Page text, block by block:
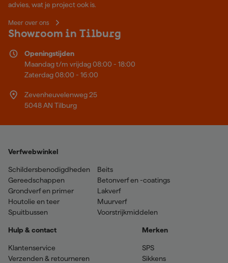
advies, wat je project ook is.
Meer over ons
Showroom in Tilburg
Openingstijden
Maandag t/m vrijdag 08:00 - 18:00
Zaterdag 08:00 - 16:00
Zevenheuvelenweg 25
5048 AN Tilburg
Verfwebwinkel
Schildersbenodigdheden
Gereedschappen
Grondverf en primer
Houtolie en teer
Spuitbussen
Beits
Betonverf en -coatings
Lakverf
Muurverf
Voorstrijkmiddelen
Hulp & contact
Klantenservice
Verzenden & retourneren
Merken
SPS
Sikkens